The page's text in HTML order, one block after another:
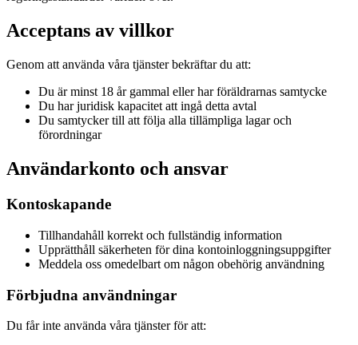
Acceptans av villkor
Genom att använda våra tjänster bekräftar du att:
Du är minst 18 år gammal eller har föräldrarnas samtycke
Du har juridisk kapacitet att ingå detta avtal
Du samtycker till att följa alla tillämpliga lagar och
förordningar
Användarkonto och ansvar
Kontoskapande
Tillhandahåll korrekt och fullständig information
Upprätthåll säkerheten för dina kontoinloggningsuppgifter
Meddela oss omedelbart om någon obehörig användning
Förbjudna användningar
Du får inte använda våra tjänster för att: